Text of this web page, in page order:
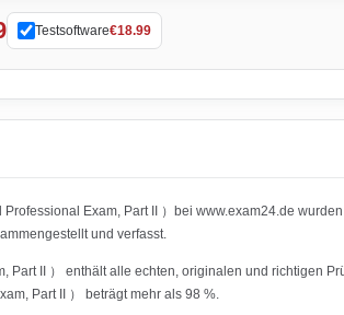
Testsoftware€18.99
Exam, Part II ）bei www.exam24.de
und verfasst.
II ） enthält alle echten, originalen und richtigen
Part II ） beträgt mehr als 98 %.